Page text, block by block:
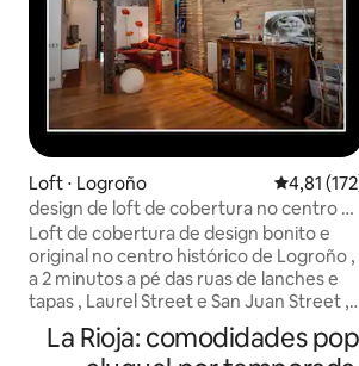
Loft ⋅ Logroño 4,81 de
4,81
design de loft de cobertura no centro da
cidade
Loft de cobertura de design bonito e
original no centro histórico de Logroño ,
a 2 minutos a pé das ruas de lanches e
tapas , Laurel Street e San Juan Street ,
além da Catedral. Ideal para cravados e
visitar a cidade sem ter que pegar o local
La Rioja: comodidades